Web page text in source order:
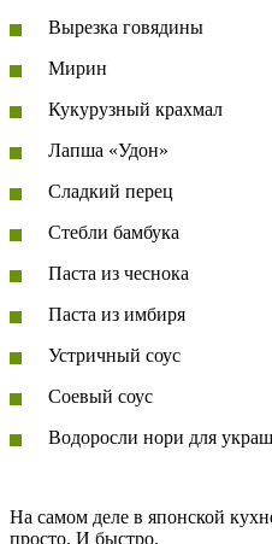
Вырезка говядины
Мирин
Кукурузный крахмал
Лапша «Удон»
Сладкий перец
Стебли бамбука
Паста из чеснока
Паста из имбиря
Устричный соус
Соевый соус
Водоросли нори для
На самом деле в японской
просто. И быстро.